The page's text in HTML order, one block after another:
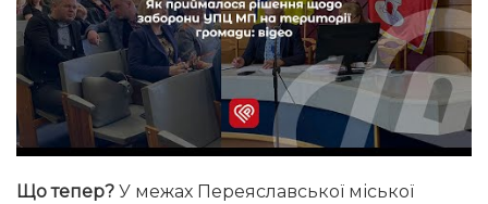
Що тепер? У межах Переяславської міської